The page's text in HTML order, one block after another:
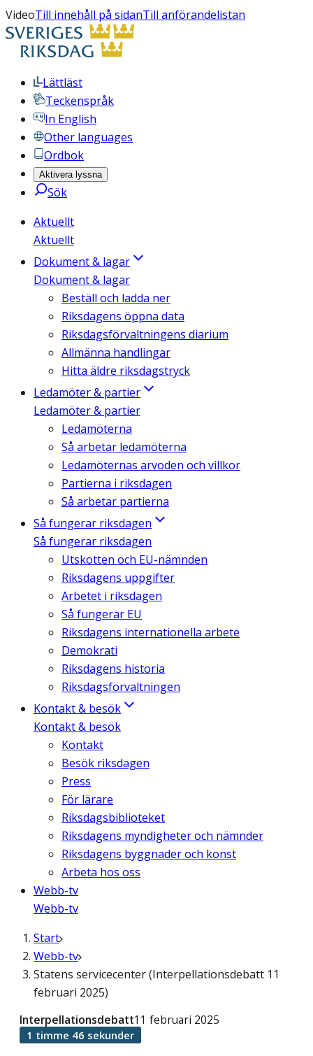
VideoTill innehåll på sidanTill anförandelistan
Lättläst
Teckenspråk
In English
Other languages
Ordbok
Aktivera lyssna
Sök
Aktuellt
Aktuellt
Dokument & lagar
Dokument & lagar
Beställ och ladda ner
Riksdagens öppna data
Riksdagsförvaltningens diarium
Allmänna handlingar
Hitta äldre riksdagstryck
Ledamöter & partier
Ledamöter & partier
Ledamöterna
Så arbetar ledamöterna
Ledamöternas arvoden och villkor
Partierna i riksdagen
Så arbetar partierna
Så fungerar riksdagen
Så fungerar riksdagen
Utskotten och EU-nämnden
Riksdagens uppgifter
Arbetet i riksdagen
Så fungerar EU
Riksdagens internationella arbete
Demokrati
Riksdagens historia
Riksdagsförvaltningen
Kontakt & besök
Kontakt & besök
Kontakt
Besök riksdagen
Press
För lärare
Riksdagsbiblioteket
Riksdagens myndigheter och nämnder
Riksdagens byggnader och konst
Arbeta hos oss
Webb-tv
Webb-tv
Start
Webb-tv
Statens servicecenter (Interpellationsdebatt 11
februari 2025)
Interpellationsdebatt11 februari 2025
1 timme 46 sekunder